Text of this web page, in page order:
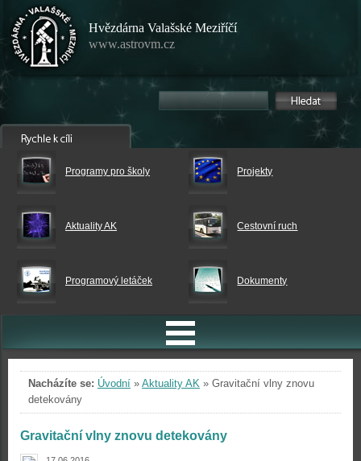
Hvězdárna Valašské Meziříčí
www.astrovm.cz
Programy pro školy Projekty
Aktuality AK Cestovní ruch
Programový letáček Dokumenty
Nacházíte se: Úvodní » Aktuality AK » Gravitační vlny znovu
detekovány
Gravitační vlny znovu detekovány